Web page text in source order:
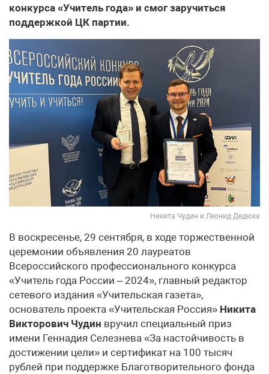
конкурса «Учитель года» и смог заручиться
поддержкой ЦК партии.
Никита Чудин и Леонид Дедюха
В воскресенье, 29 сентября, в ходе торжественной
церемонии объявления 20 лауреатов
Всероссийского профессионального конкурса
«Учитель года России – 2024», главный редактор
сетевого издания «Учительская газета»,
основатель проекта «Учительская Россия» Никита
Викторович Чудин вручил специальный приз
имени Геннадия Селезнева «За настойчивость в
достижении цели» и сертификат на 100 тысяч
рублей при поддержке Благотворительного фонда